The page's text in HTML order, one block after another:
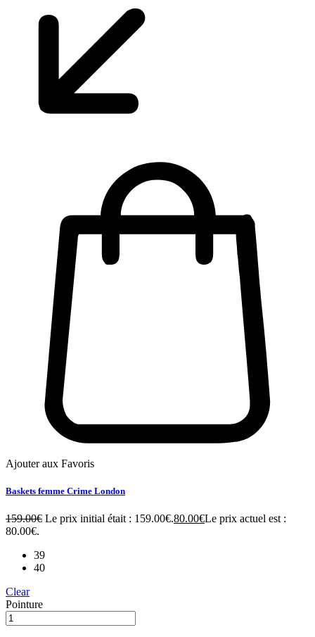
Ajouter aux Favoris
Baskets femme Crime London
159.00€ Le prix initial était : 159.00€.80.00€Le prix actuel est :
80.00€.
39
40
Clear
Pointure